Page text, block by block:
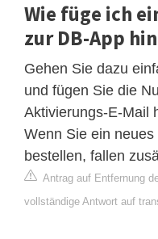
Wie füge ich
zur DB-App
Gehen Sie dazu
und fügen Sie die
Aktivierungs-E-Mail
Wenn Sie ein
bestellen, fallen
Antrag auf Entfernung
vollständige Antwort auf